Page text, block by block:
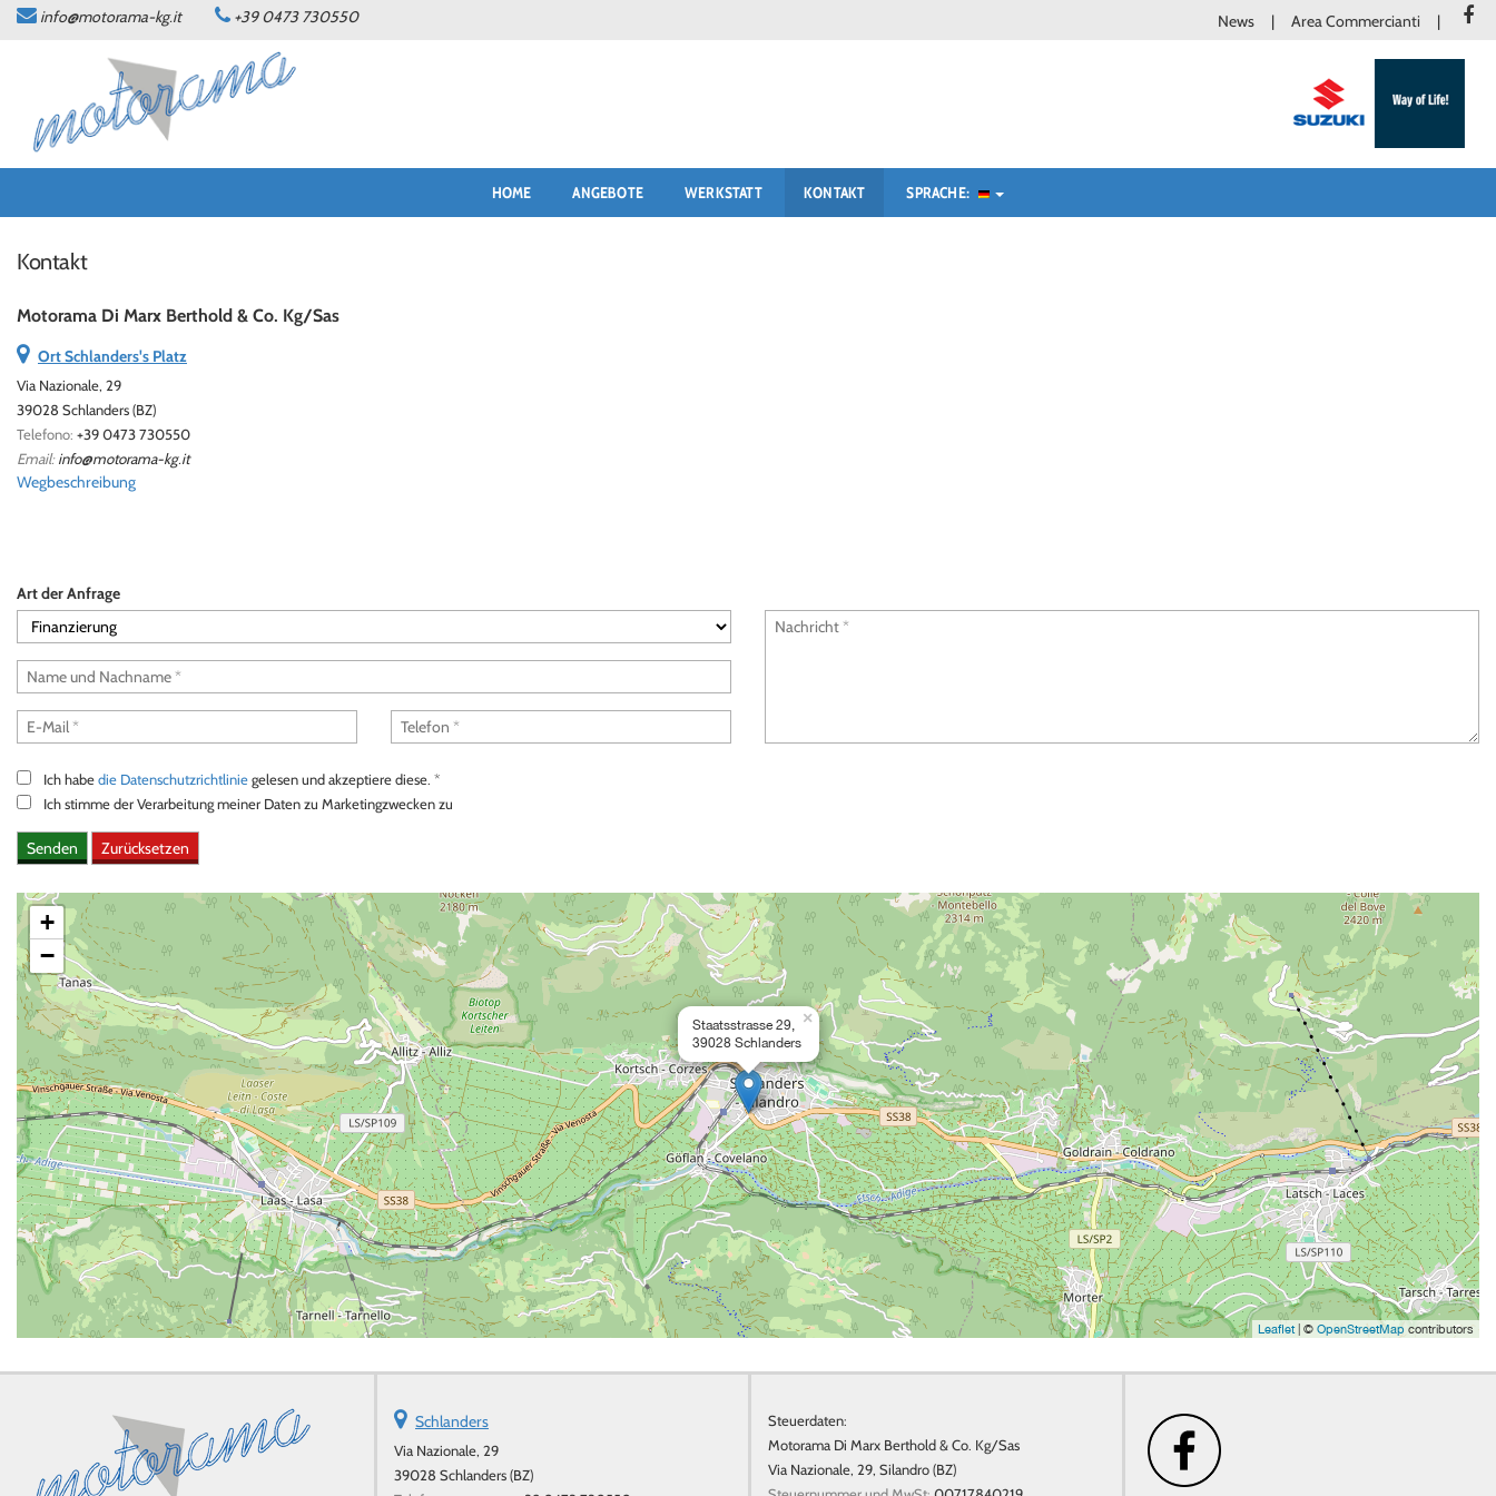
DEUTSCH
ITALIANO
NEWS
ITALIANO
info@motorama-kg.it +39 0473 730550 News Area Commercianti
HOME ANGEBOTE WERKSTATT KONTAKT SPRACHE:
Kontakt
Motorama Di Marx Berthold & Co. Kg/Sas
Ort Schlanders's Platz
Via Nazionale, 29
39028 Schlanders (BZ)
Telefono: +39 0473 730550
Email:info@motorama-kg.it
Wegbeschreibung
Art der Anfrage
Ich habedie Datenschutzrichtliniegelesen und akzeptiere diese. *
Ich stimme der Verarbeitung meiner Daten zu Marketingzwecken zu
Staatsstrasse 29,
39028 Schlanders
×
+
−
Leaflet| © OpenStreetMap contributors
Schlanders
Via Nazionale, 29
39028 Schlanders (BZ)
Steuerdaten:
Motorama Di Marx Berthold & Co. Kg/Sas
Via Nazionale, 29, Silandro (BZ)